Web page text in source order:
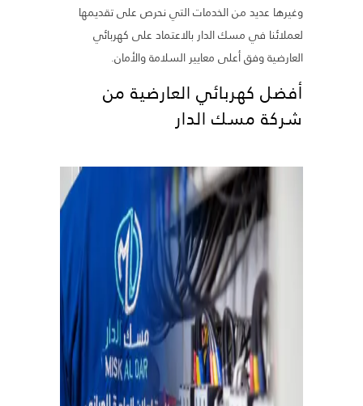
وغيرها عديد من الخدمات التي نحرص على تقديمها
لعملائنا في مسك الدار بالاعتماد على كهربائي
العارضية وفق أعلى معايير السلامة والأمان.
أفضل كهربائي العارضية من
شركة مسك الدار